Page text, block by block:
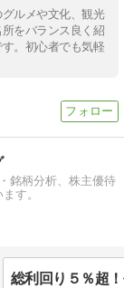
ルメや文化、観光
をバランス良く紹
。初心者でも気軽
銘柄分析、株主優待
す。